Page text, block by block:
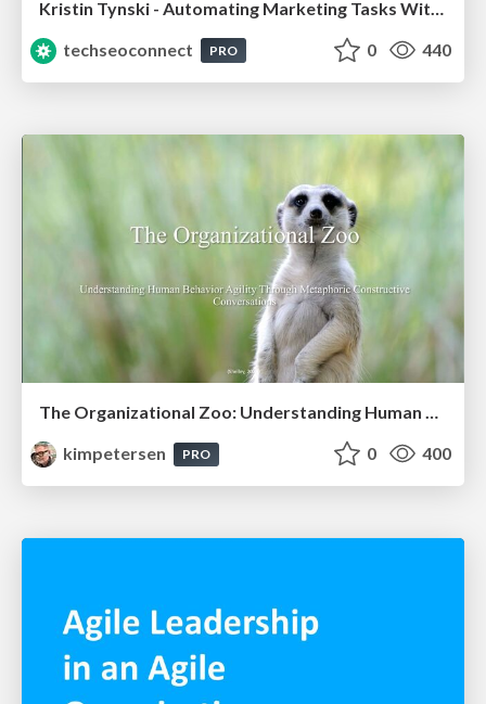
techseoconnect
PRO 0 440
The Organizational Zoo: Understanding Human Behavior Agility Through Metaphoric Constructive Conversations (based on the works of Arthur Shelley, Ph.D)
kimpetersen
PRO 0 400